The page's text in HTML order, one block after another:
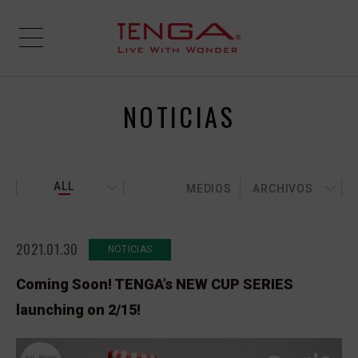
NOTICIAS
ALL MEDIOS ARCHIVOS
2021.01.30 NOTICIAS
Coming Soon! TENGA’s NEW CUP SERIES
launching on 2/15!